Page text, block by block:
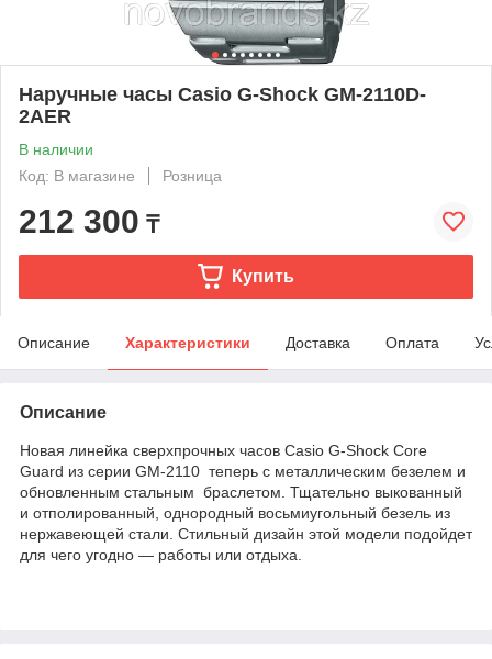
Наручные часы Casio G-Shock GM-2110D-
2AER
В наличии
Код: В магазине
Розница
212 300 ₸
Купить
Описание Характеристики Доставка Оплата
Описание
Новая линейка сверхпрочных часов Casio G-Shock Core
Guard из серии GM-2110 теперь с металлическим безелем и
обновленным стальным браслетом. Тщательно выкованный
и отполированный, однородный восьмиугольный безель из
нержавеющей стали. Стильный дизайн этой модели подойдет
для чего угодно — работы или отдыха.